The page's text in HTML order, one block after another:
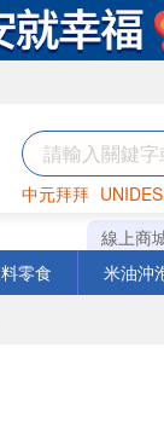
中元拜拜
罐頭 海苔
線上商
零食 米油沖